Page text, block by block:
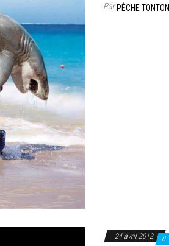
ParPÊCHE TONTON
24 avril 2012 0